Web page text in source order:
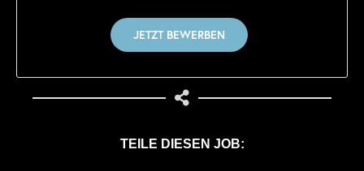
TEILE DIESEN JOB: